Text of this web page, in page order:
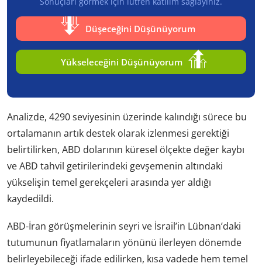
Düşeceğini Düşünüyorum
Yükseleceğini Düşünüyorum
Analizde, 4290 seviyesinin üzerinde kalındığı sürece bu
ortalamanın artık destek olarak izlenmesi gerektiği
belirtilirken, ABD dolarının küresel ölçekte değer kaybı
ve ABD tahvil getirilerindeki gevşemenin altındaki
yükselişin temel gerekçeleri arasında yer aldığı
kaydedildi.
ABD-İran görüşmelerinin seyri ve İsrail’in Lübnan’daki
tutumunun fiyatlamaların yönünü ilerleyen dönemde
belirleyebileceği ifade edilirken, kısa vadede hem temel